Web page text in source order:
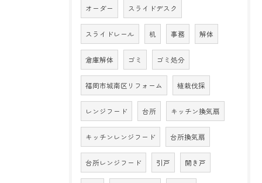
オーダー スライドデスク
スライドレール 机 事務 解体
倉庫解体 ゴミ ゴミ処分
福岡市城南区リフォーム 植栽伐採
レンジフード 台所 キッチン換気扇
キッチンレンジフード 台所換気扇
台所レンジフード 引戸 開き戸